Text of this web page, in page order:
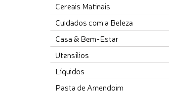
Cereais Matinais
Cuidados com a Beleza
Casa & Bem-Estar
Utensílios
Líquidos
Pasta de Amendoim